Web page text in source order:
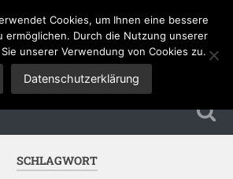
Sales Jobs
SCHLAGWORT
Cookies, um Ihnen eine bessere
ermöglichen. Durch die Nutzung unserer
unserer Verwendung von Cookies zu.
Datenschutzerklärung